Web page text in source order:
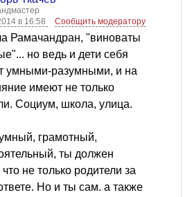
в 16:58
Сообщить модератору
Рамачандран, "виноваты
но ведь и дети себя
умными-разумными, и на
имеют не только
Социум, школа, улица.
грамотный,
ты должен
что не только родители за
Но и ты сам. а также